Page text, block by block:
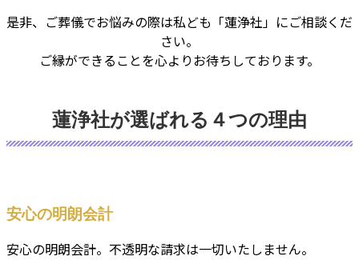
是非、ご葬儀でお悩みの際は私ども「蓮浄社」にご相談くだ
さい。
ご縁ができることを心よりお待ちしております。
蓮浄社が選ばれる４つの理由
安心の明朗会計
安心の明朗会計。不透明な請求は一切いたしません。